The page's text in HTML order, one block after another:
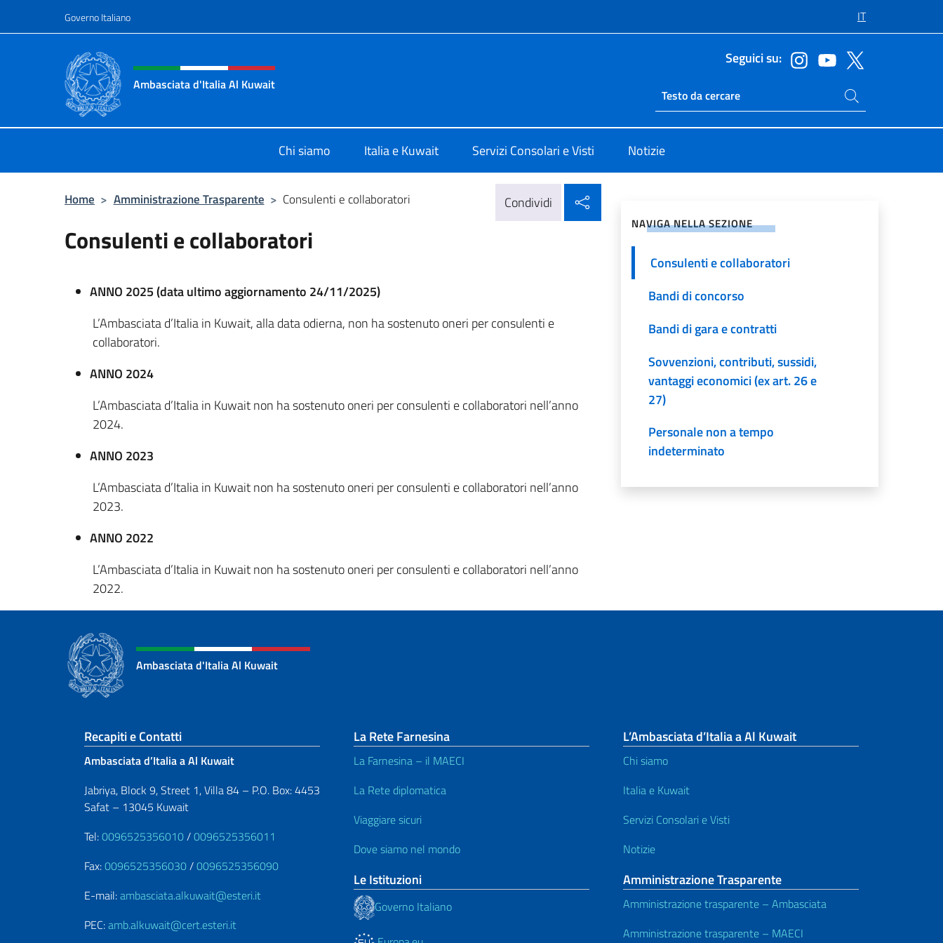
Governo Italiano IT
Intestazione sito, social e menù
Ambasciata d'Italia Al Kuwait
Seguici su:
Ricerca sito live
Cerca nel sito
Chi siamo Italia e Kuwait Servizi Consolari e Visti Notizie
Home > Amministrazione Trasparente > Consulenti e collaboratori Condividi
Consulenti e collaboratori
ANNO 2025 (data ultimo aggiornamento 24/11/2025)
L’Ambasciata d’Italia in Kuwait, alla data odierna, non ha sostenuto oneri per consulenti e
collaboratori.
ANNO 2024
L’Ambasciata d’Italia in Kuwait non ha sostenuto oneri per consulenti e collaboratori nell’anno
2024.
ANNO 2023
L’Ambasciata d’Italia in Kuwait non ha sostenuto oneri per consulenti e collaboratori nell’anno
2023.
ANNO 2022
L’Ambasciata d’Italia in Kuwait non ha sostenuto oneri per consulenti e collaboratori nell’anno
2022.
NAVIGA NELLA SEZIONE
Consulenti e collaboratori
Bandi di concorso
Bandi di gara e contratti
Sovvenzioni, contributi, sussidi,
vantaggi economici (ex art. 26 e
27)
Personale non a tempo
indeterminato
Ambasciata d'Italia Al Kuwait
Sezione footer
Recapiti e Contatti
Ambasciata d’Italia a Al Kuwait
Jabriya, Block 9, Street 1, Villa 84 – P.O. Box: 4453
Safat – 13045 Kuwait
Tel:0096525356010/0096525356011
Fax:0096525356030/0096525356090
E-mail:ambasciata.alkuwait@esteri.it
PEC:amb.alkuwait@cert.esteri.it
La Rete Farnesina
La Farnesina – il MAECI
La Rete diplomatica
Viaggiare sicuri
Dove siamo nel mondo
Le Istituzioni
Governo Italiano
L’Ambasciata d’Italia a Al Kuwait
Chi siamo
Italia e Kuwait
Servizi Consolari e Visti
Notizie
Amministrazione Trasparente
Amministrazione trasparente – Ambasciata
Amministrazione trasparente – MAECI